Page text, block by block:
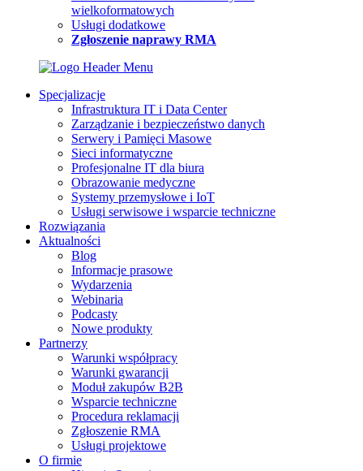
wielkoformatowych
Usługi dodatkowe
Zgłoszenie naprawy RMA
Specjalizacje
Infrastruktura IT i Data Center
Zarządzanie i bezpieczeństwo danych
Serwery i Pamięci Masowe
Sieci informatyczne
Profesjonalne IT dla biura
Obrazowanie medyczne
Systemy przemysłowe i IoT
Usługi serwisowe i wsparcie techniczne
Rozwiązania
Aktualności
Blog
Informacje prasowe
Wydarzenia
Webinaria
Podcasty
Nowe produkty
Partnerzy
Warunki współpracy
Warunki gwarancji
Moduł zakupów B2B
Wsparcie techniczne
Procedura reklamacji
Zgłoszenie RMA
Usługi projektowe
O firmie